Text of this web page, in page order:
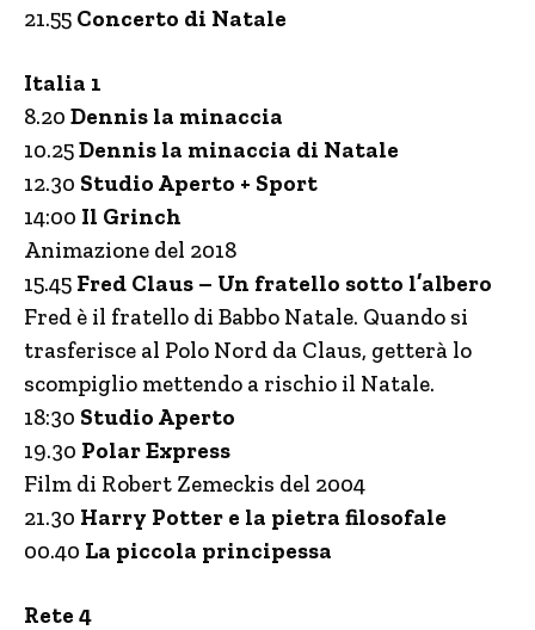
21.55 Concerto di Natale
Italia 1
8.20 Dennis la minaccia
10.25Dennis la minaccia di Natale
12.30 Studio Aperto + Sport
14:00 Il Grinch
Animazione del 2018
15.45 Fred Claus – Un fratello sotto l’albero
Fred è il fratello di Babbo Natale. Quando si
trasferisce al Polo Nord da Claus, getterà lo
scompiglio mettendo a rischio il Natale.
18:30 Studio Aperto
19.30 Polar Express
Film di Robert Zemeckis del 2004
21.30 Harry Potter e la pietra filosofale
00.40 La piccola principessa
Rete 4